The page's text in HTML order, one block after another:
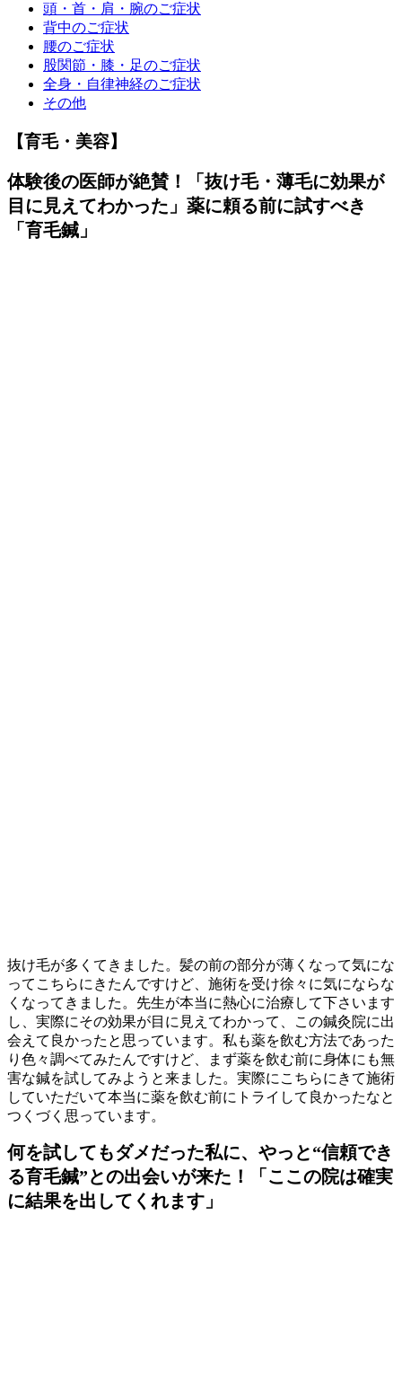
頭・首・肩・腕のご症状
背中のご症状
腰のご症状
股関節・膝・足のご症状
全身・自律神経のご症状
その他
【育毛・美容】
体験後の医師が絶賛！「抜け毛・薄毛に効果が
目に見えてわかった」薬に頼る前に試すべき
「育毛鍼」
抜け毛が多くてきました。髪の前の部分が薄くなって気にな
ってこちらにきたんですけど、施術を受け徐々に気にならな
くなってきました。先生が本当に熱心に治療して下さいます
し、実際にその効果が目に見えてわかって、この鍼灸院に出
会えて良かったと思っています。私も薬を飲む方法であった
り色々調べてみたんですけど、まず薬を飲む前に身体にも無
害な鍼を試してみようと来ました。実際にこちらにきて施術
していただいて本当に薬を飲む前にトライして良かったなと
つくづく思っています。
何を試してもダメだった私に、やっと“信頼でき
る育毛鍼”との出会いが来た！「ここの院は確実
に結果を出してくれます」